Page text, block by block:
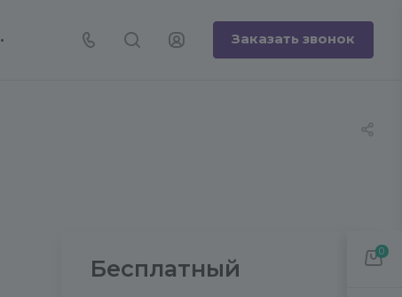
Заказать звонок
Бесплатный
0